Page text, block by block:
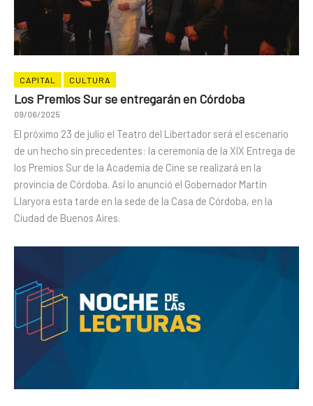
CAPITAL CULTURA
Los Premios Sur se entregarán en Córdoba
09/06/2025
El próximo 23 de julio el Teatro del Libertador será el escenario
de un hecho sin precedentes: la ceremonia de la XIX Entrega de
los Premios Sur de la Academia de Cine se realizará en la
provincia de Córdoba. Así lo anunció el Gobernador Martín
Llaryora esta tarde en la sede de la Casa de Córdoba, en la
Ciudad de Buenos Aires.